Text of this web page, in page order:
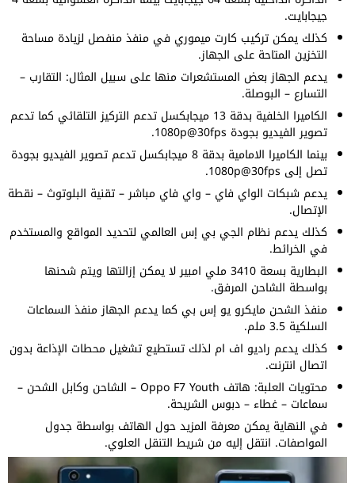
جيجابايت.
كذلك يمكن تركيب كارت ميموري في منفذ منفصل لزيادة مساحة
التخزين المتاحة على الجهاز.
يدعم الجهاز بعض المستشعرات منها على سبيل المثال: التقارب –
التسارع – البوصلة.
الكاميرا الخلفية بدقة 13 ميجابكسل تدعم التركيز التلقائي كما تدعم
تصوير الفيديو بجودة 1080p@30fps.
بينما الكاميرا الامامية بدقة 8 ميجابكسل تدعم تصوير الفيديو بجودة
تصل إلى 1080p@30fps.
يدعم شبكات الواي فاي – واي فاي مباشر – تقنية البلوتوث – نقطة
الإتصال.
كذلك يدعم نظام الجي بي إس العالمي لتحديد المواقع والمستخدم
في الخرائط.
البطارية بسعة 3410 ملي امبير لا يمكن إزالتها ويتم شحنها
بواسطة الشاحن المرفق.
منفذ الشحن مايكرو يو إس بي كما يدعم الجهاز منفذ السماعات
السلكية 3.5 ملم.
كذلك يدعم راديو اف ام لذلك تستطيع تشغيل محطات الإذاعة بدون
اتصال انترنت.
محتويات العلبة: هاتف Oppo F7 Youth – الشاحن وكابل الشحن –
سماعات – غطاء – دبوس الشريحة.
في النهاية يمكن معرفة المزيد حول الهاتف بواسطة جدول
المواصفات. انتقل إليه من شريط التنقل العلوي.